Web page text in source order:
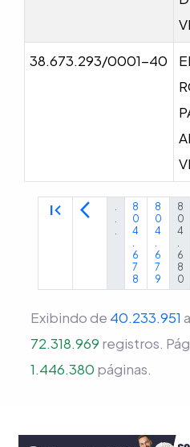
38.673.293/0001-40
first_page arrow_back_ios
.
.
.
8
0
4
.
6
7
8
8
0
4
.
6
7
9
8
0
4
.
6
8
0
Exibindo de 40.233.951
72.318.969 registros.
1.446.380 páginas.